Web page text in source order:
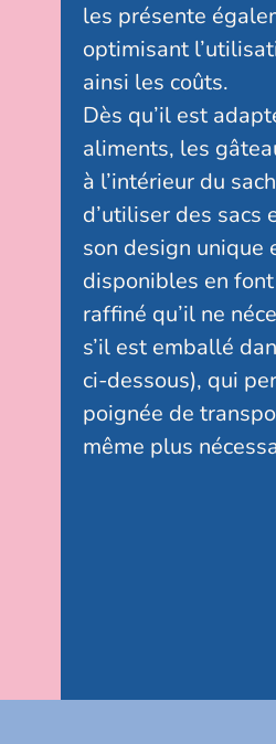
les présente
optimisant
ainsi les coûts.
Dès qu’il est
aliments, les
à l’intérieur du
d’utiliser des
son design unique
disponibles en
raffiné qu’il ne
s’il est emballé
ci-dessous), qui
poignée de
même plus